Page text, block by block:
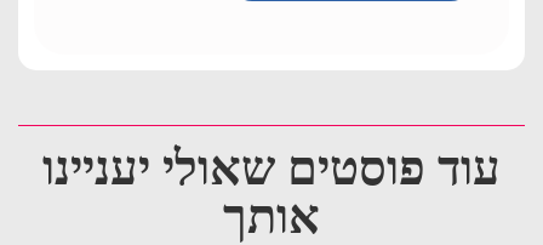
עוד פוסטים שאולי יעניינו
אותך